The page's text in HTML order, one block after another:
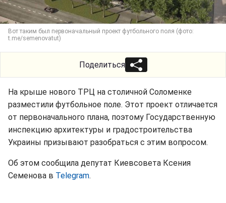
Вот таким был первоначальный проект футбольного поля (фото:
t.me/semenovatut)
Поделиться
На крыше нового ТРЦ на столичной Соломенке
разместили футбольное поле. Этот проект отличается
от первоначального плана, поэтому Государственную
инспекцию архитектуры и градостроительства
Украины призывают разобраться с этим вопросом.
Об этом сообщила депутат Киевсовета Ксения
Семенова в Telegram.